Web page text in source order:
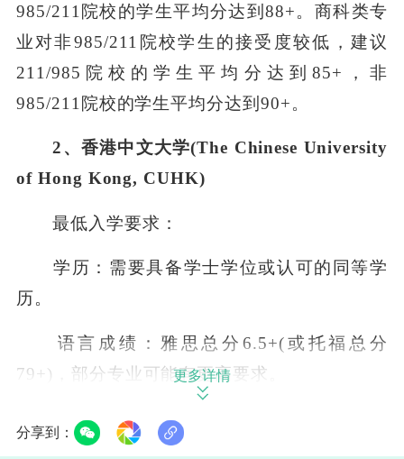
985/211院校的学生平均分达到88+。商科类专
业对非985/211院校学生的接受度较低，建议
211/985院校的学生平均分达到85+，非
985/211院校的学生平均分达到90+。
2、香港中文大学(The Chinese University
of Hong Kong, CUHK)
最低入学要求：
学历：需要具备学士学位或认可的同等学
历。
语言成绩：雅思总分6.5+(或托福总分
79+)，部分专业可能有更高要求。
学术成绩：985/211院校的学生平均分达到
80+，非985/211院校的学生平均分达到88+。
更多详情
分享到：